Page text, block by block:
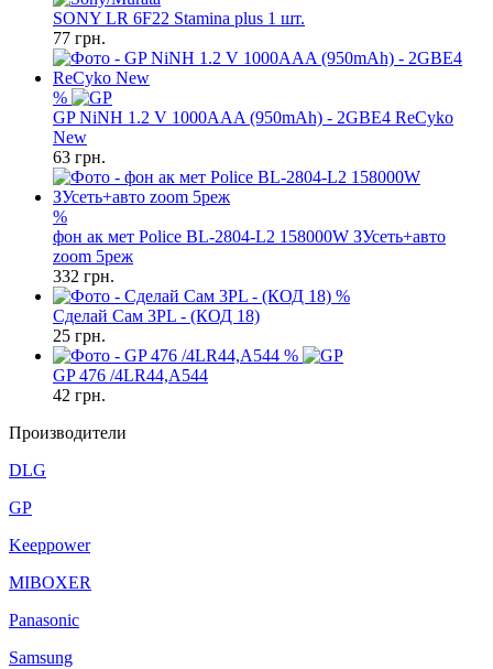
SONY LR 6F22 Stamina plus 1 шт.
77 грн.
%
GP NiNH 1.2 V 1000AAA (950mAh) - 2GBE4 ReCyko
New
63 грн.
%
фон ак мет Police BL-2804-L2 158000W ЗУсеть+авто
zoom 5реж
332 грн.
%
Сделай Сам 3PL - (КОД 18)
25 грн.
%
GP 476 /4LR44,A544
42 грн.
Производители
DLG
GP
Keeppower
MIBOXER
Panasonic
Samsung